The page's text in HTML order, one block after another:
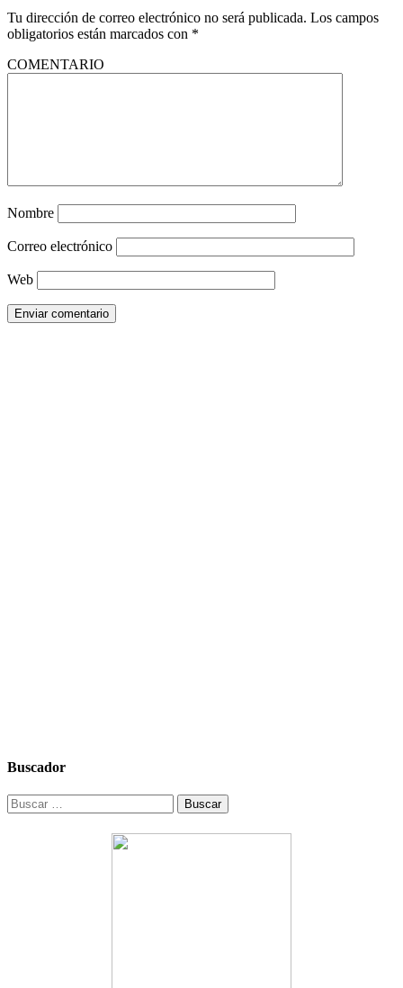
Tu dirección de correo electrónico no será publicada. Los campos
obligatorios están marcados con *
COMENTARIO
Nombre
Correo electrónico
Web
Buscador
Buscar: